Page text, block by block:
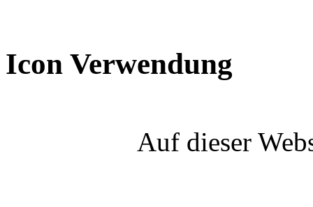
Icon Verwendung
Auf dieser